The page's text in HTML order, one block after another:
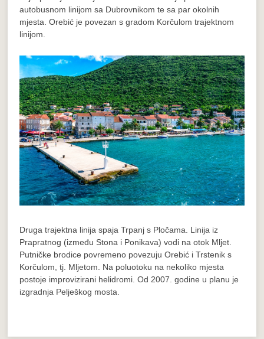
autobusnom linijom sa Dubrovnikom te sa par okolnih
mjesta. Orebić je povezan s gradom Korčulom trajektnom
linijom.
Druga trajektna linija spaja Trpanj s Pločama. Linija iz
Prapratnog (između Stona i Ponikava) vodi na otok Mljet.
Putničke brodice povremeno povezuju Orebić i Trstenik s
Korčulom, tj. Mljetom. Na poluotoku na nekoliko mjesta
postoje improvizirani helidromi. Od 2007. godine u planu je
izgradnja Pelješkog mosta.